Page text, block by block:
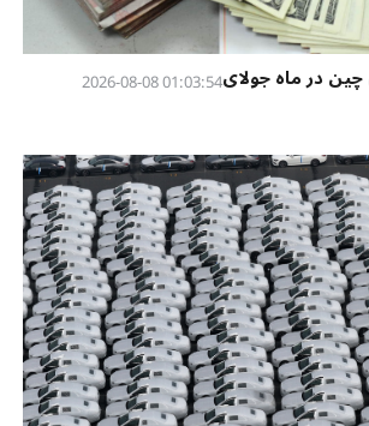
در ماه جولای01:03:54 2026-08-08